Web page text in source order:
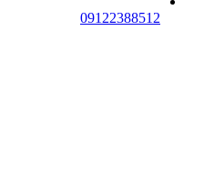
09122388512